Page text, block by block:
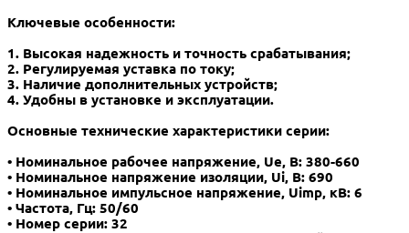
Ключевые особенности:
1. Высокая надежность и точность срабатывания;
2. Регулируемая уставка по току;
3. Наличие дополнительных устройств;
4. Удобны в установке и эксплуатации.
Основные технические характеристики серии:
• Номинальное рабочее напряжение, Ue, В: 380-660
• Номинальное напряжение изоляции, Ui, В: 690
• Номинальное импульсное напряжение, Uimp, кВ: 6
• Частота, Гц: 50/60
• Номер серии: 32